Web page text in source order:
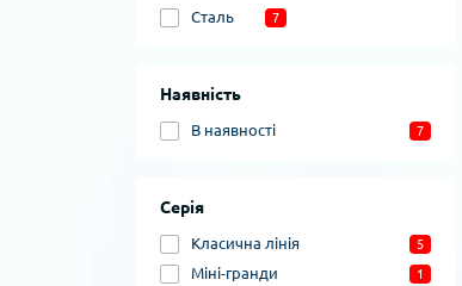
Сталь 7
Наявність
В наявності 7
Серія
Класична лінія 5
Міні-гранди 1